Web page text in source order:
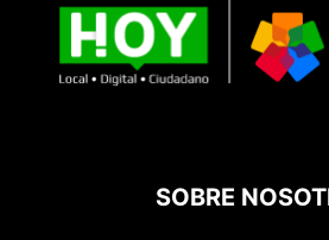
SOBRE